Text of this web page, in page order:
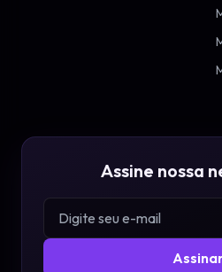
Assine nossa